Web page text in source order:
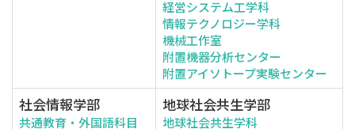
経営システム工学科
情報テクノロジー学科
機械工作室
附置機器分析センター
附置アイソトープ実験センター
社会情報学部
共通教育・外国語科目
地球社会共生学部
地球社会共生学科